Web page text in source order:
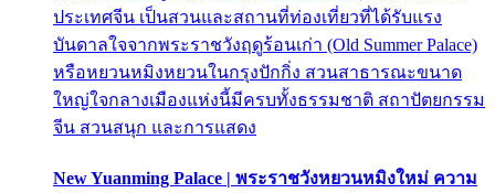
ประเทศจีน เป็นสวนและสถานที่ท่องเที่ยวที่ได้รับแรง
บันดาลใจจากพระราชวังฤดูร้อนเก่า (Old Summer Palace)
หรือหยวนหมิงหยวนในกรุงปักกิ่ง สวนสาธารณะขนาด
ใหญ่ใจกลางเมืองแห่งนี้มีครบทั้งธรรมชาติ สถาปัตยกรรม
จีน สวนสนุก และการแสดง
New Yuanming Palace | พระราชวังหยวนหมิงใหม่ ความ